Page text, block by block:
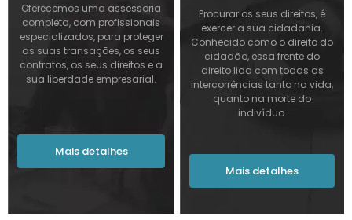
Oferecemos uma assessoria
completa, com profissionais
especializados, para proteger
as suas transações, os seus
contratos, os seus direitos e a
sua liberdade empresarial.
Mais detalhes
Procurar os seus direitos, é
exercer a sua cidadania.
Conhecido como o direito do
cidadão, essa frente do
direito lida com todas as
intercorrências tanto na vida,
quanto na morte do
indivíduo.
Mais detalhes